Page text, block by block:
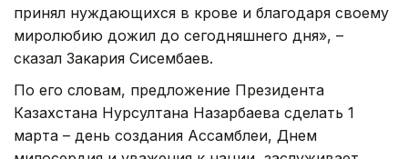
принял нуждающихся в крове и благодаря своему
миролюбию дожил до сегодняшнего дня», –
сказал Закария Сисембаев.
По его словам, предложение Президента
Казахстана Нурсултана Назарбаева сделать 1
марта – день создания Ассамблеи, Днем